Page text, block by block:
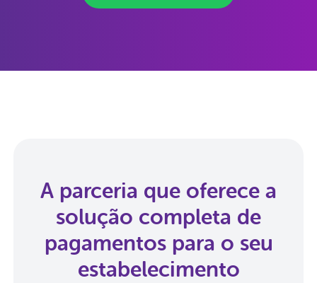
A parceria que oferece a
solução completa de
pagamentos para o seu
estabelecimento